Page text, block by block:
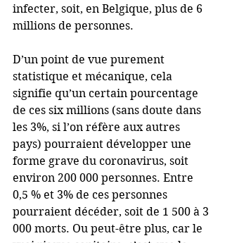
infecter, soit, en Belgique, plus de 6
millions de personnes.
D’un point de vue purement
statistique et mécanique, cela
signifie qu’un certain pourcentage
de ces six millions (sans doute dans
les 3%, si l’on réfère aux autres
pays) pourraient développer une
forme grave du coronavirus, soit
environ 200 000 personnes. Entre
0,5 % et 3% de ces personnes
pourraient décéder, soit de 1 500 à 3
000 morts. Ou peut-être plus, car le